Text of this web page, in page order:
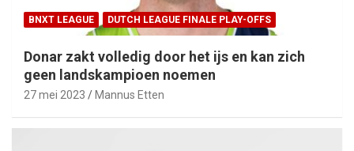
BNXT LEAGUE DUTCH LEAGUE FINALE PLAY-OFFS
Donar zakt volledig door het ijs en kan zich
geen landskampioen noemen
27 mei 2023 Mannus Etten